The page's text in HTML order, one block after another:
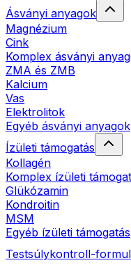
Ásványi anyagok
Magnézium
Cink
Komplex ásványi
ZMA és ZMB
Kalcium
Vas
Elektrolitok
Egyéb ásványi anyagok
Ízületi támogatás
Kollagén
Komplex ízületi
Glükózamin
Kondroitin
MSM
Egyéb ízületi támogatás
Testsúlykontroll-